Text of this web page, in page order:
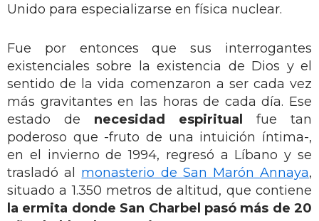
Unido para especializarse en física nuclear.
Fue por entonces que sus interrogantes
existenciales sobre la existencia de Dios y el
sentido de la vida comenzaron a ser cada vez
más gravitantes en las horas de cada día. Ese
estado de necesidad espiritual
fue tan
poderoso que -fruto de una intuición íntima-,
en el invierno de 1994, regresó a Líbano y se
trasladó al monasterio de San Marón Annaya,
situado a 1.350 metros de altitud, que contiene
la ermita donde San Charbel pasó más de 20